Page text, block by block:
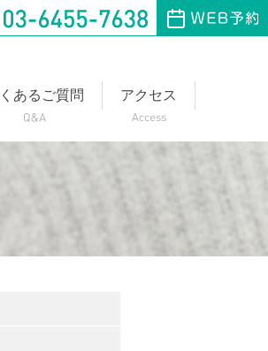
あるご質問 アクセス